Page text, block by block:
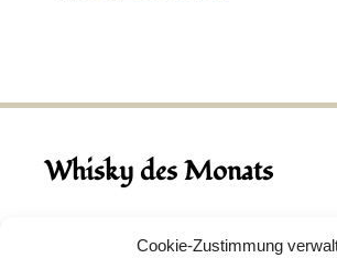
Cookie-Zustimmung
Whisky des Monats
August 2026